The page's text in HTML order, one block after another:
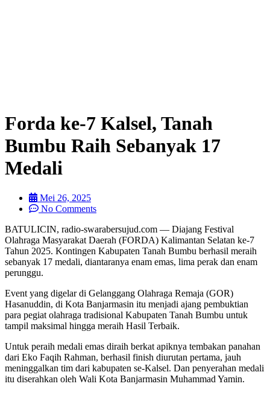
Forda ke-7 Kalsel, Tanah
Bumbu Raih Sebanyak 17
Medali
Mei 26, 2025
No Comments
BATULICIN, radio-swarabersujud.com — Diajang Festival
Olahraga Masyarakat Daerah (FORDA) Kalimantan Selatan ke-7
Tahun 2025. Kontingen Kabupaten Tanah Bumbu berhasil meraih
sebanyak 17 medali, diantaranya enam emas, lima perak dan enam
perunggu.
Event yang digelar di Gelanggang Olahraga Remaja (GOR)
Hasanuddin, di Kota Banjarmasin itu menjadi ajang pembuktian
para pegiat olahraga tradisional Kabupaten Tanah Bumbu untuk
tampil maksimal hingga meraih Hasil Terbaik.
Untuk peraih medali emas diraih berkat apiknya tembakan panahan
dari Eko Faqih Rahman, berhasil finish diurutan pertama, jauh
meninggalkan tim dari kabupaten se-Kalsel. Dan penyerahan medali
itu diserahkan oleh Wali Kota Banjarmasin Muhammad Yamin.